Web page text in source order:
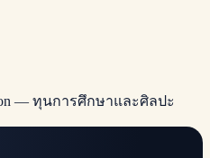
— ทุนการศึกษาและศิลปะ